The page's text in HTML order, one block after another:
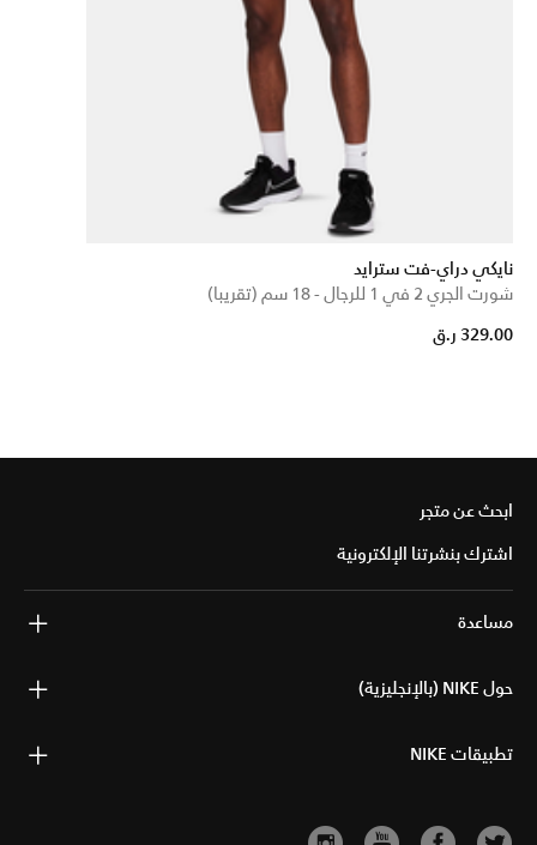
نايكي دراي-فت سترايد
شورت الجري 2 في 1 للرجال - 18 سم (تقريبا)
329.00 ر.ق
ابحث عن متجر
اشترك بنشرتنا الإلكترونية
مساعدة
حول NIKE (بالإنجليزية)
تطبيقات NIKE